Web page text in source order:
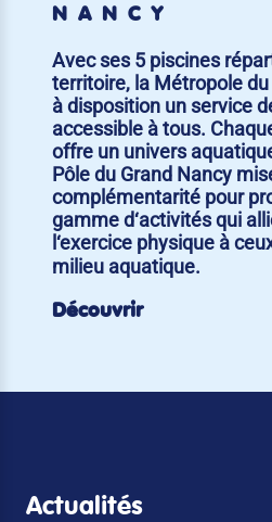
NANCY
Avec ses 5 piscines
territoire, la Métropole
à disposition un service
accessible à tous.
offre un univers
Pôle du Grand Nancy
complémentarité pour
gamme d‘activités qui
l‘exercice physique à
milieu aquatique.
Découvrir
Actualités